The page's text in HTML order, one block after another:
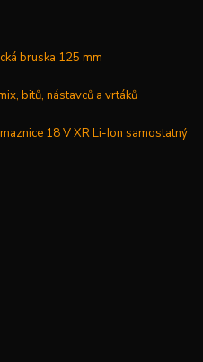
bruska 125 mm
bitů, nástavců a vrtáků
18 V XR Li-Ion samostatný